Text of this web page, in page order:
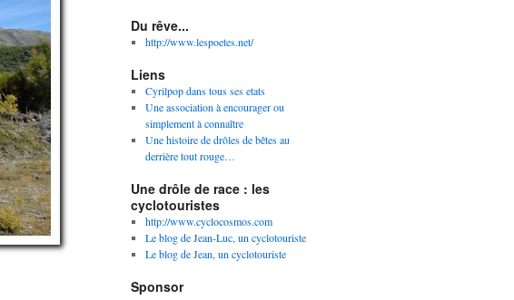
Du rêve...
http://www.lespoetes.net/
Liens
Cyrilpop dans tous ses etats
Une association à encourager ou
simplement à connaître
Une histoire de drôles de bêtes au
derrière tout rouge…
Une drôle de race : les
cyclotouristes
http://www.cyclocosmos.com
Le blog de Jean-Luc, un cyclotouriste
Le blog de Jean, un cyclotouriste
Sponsor